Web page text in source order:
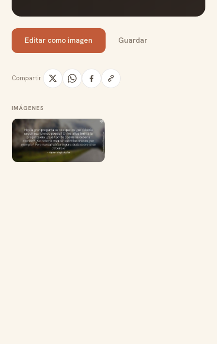
Editar como imagen Guardar
Compartir
IMÁGENES